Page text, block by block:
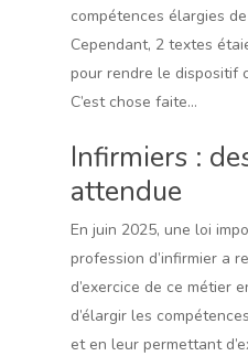
compétences élargies
Cependant, 2 textes
pour rendre le dispositif
C’est chose faite…
Infirmiers :
attendue
En juin 2025, une loi
profession d’infirmier a
d’exercice de ce métier
d’élargir les
et en leur permettant